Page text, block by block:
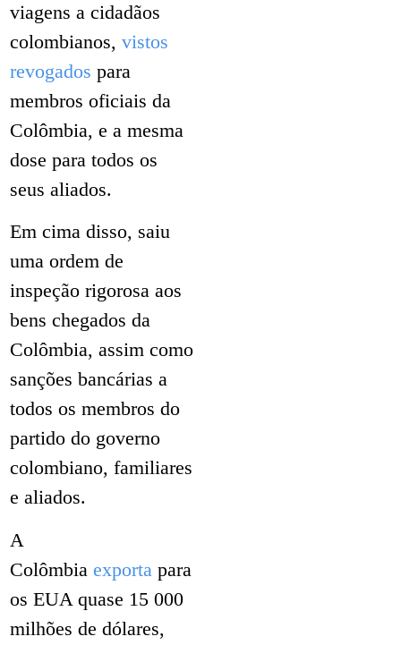
viagens a cidadãos
colombianos, vistos
revogados para
membros oficiais da
Colômbia, e a mesma
dose para todos os
seus aliados.
Em cima disso, saiu
uma ordem de
inspeção rigorosa aos
bens chegados da
Colômbia, assim como
sanções bancárias a
todos os membros do
partido do governo
colombiano, familiares
e aliados.
A
Colômbia exporta para
os EUA quase 15 000
milhões de dólares,